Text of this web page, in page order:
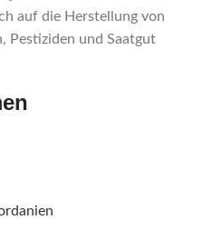
auf die Herstellung von
Pestiziden und Saatgut